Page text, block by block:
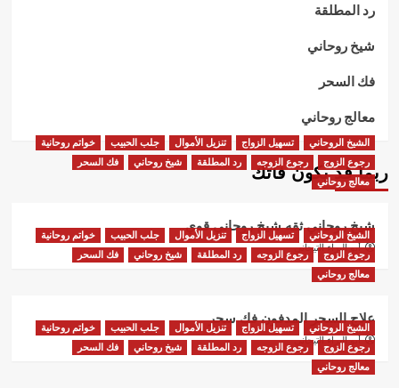
رد المطلقة
شيخ روحاني
فك السحر
معالج روحاني
ربما قد يكون فاتك
الشيخ الروحاني تسهيل الزواج تنزيل الأموال جلب الحبيب
خواتم روحانية
رجوع الزوج
رجوع الزوجه رد المطلقة شيخ روحاني
فك السحر
معالج روحاني
شيخ روحاني ثقه شيخ روحاني قوي
أبو البراء التيجاني
الشيخ الروحاني تسهيل الزواج تنزيل الأموال جلب الحبيب
خواتم روحانية
رجوع الزوج
رجوع الزوجه رد المطلقة شيخ روحاني
فك السحر
معالج روحاني
علاج السحر المدفون فك سحر
أبو البراء التيجاني
الشيخ الروحاني تسهيل الزواج تنزيل الأموال جلب الحبيب
خواتم روحانية
رجوع الزوج
رجوع الزوجه رد المطلقة شيخ روحاني
فك السحر
معالج روحاني